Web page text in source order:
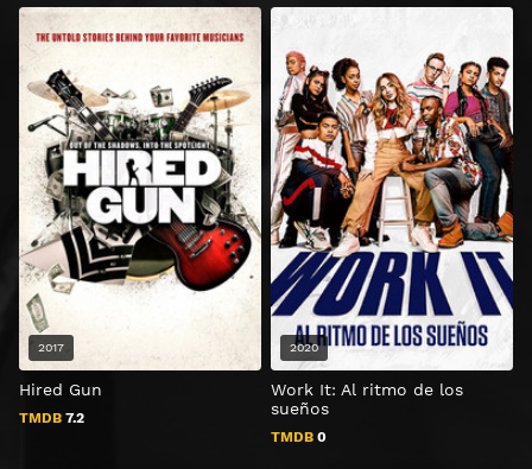
Hired Gun
TMDB 7.2
2017
Work It: Al ritmo de los
sueños
TMDB 0
2020